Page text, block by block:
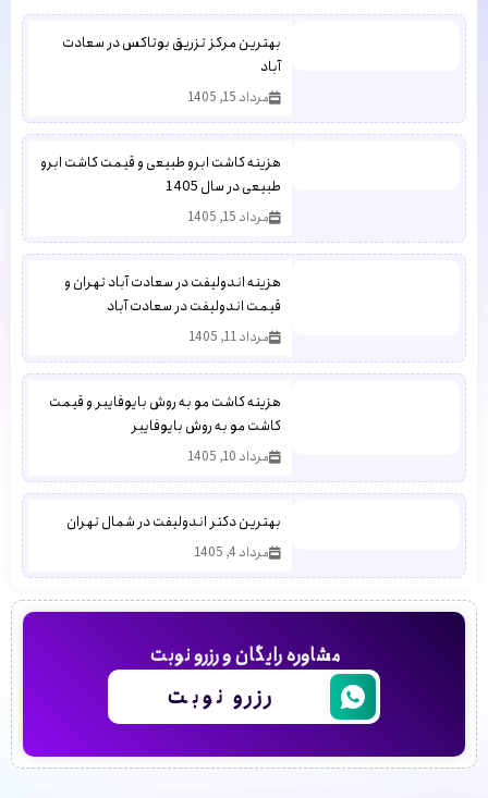
بهترین مرکز تزریق بوتاکس در سعادت
آباد
مرداد 15, 1405
هزینه کاشت ابرو طبیعی و قیمت کاشت ابرو
طبیعی در سال 1405
مرداد 15, 1405
هزینه اندولیفت در سعادت آباد تهران و
قیمت اندولیفت در سعادت آباد
مرداد 11, 1405
هزینه کاشت مو به روش بایوفایبر و قیمت
کاشت مو به روش بایوفایبر
مرداد 10, 1405
بهترین دکتر اندولیفت در شمال تهران
مرداد 4, 1405
مشاوره رایگان و رزرو نوبت
رزرو نوبت